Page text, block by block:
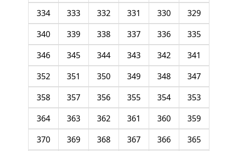
329
330
331
332
333
334
335
336
337
338
339
340
341
342
343
344
345
346
347
348
349
350
351
352
353
354
355
356
357
358
359
360
361
362
363
364
365
366
367
368
369
370